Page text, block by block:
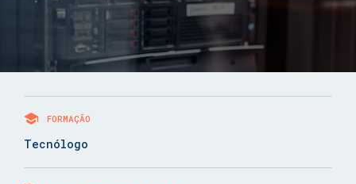
FORMAÇÃO
Tecnólogo